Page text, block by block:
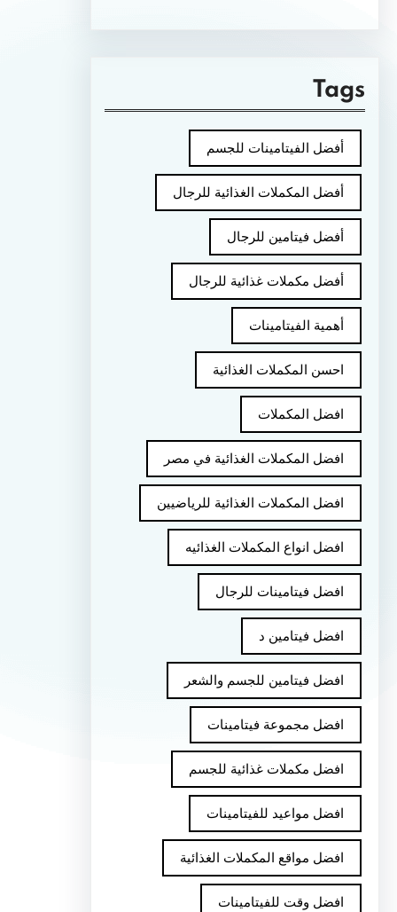
Tags
أفضل الفيتامينات للجسم
أفضل المكملات الغذائية للرجال
أفضل فيتامين للرجال
أفضل مكملات غذائية للرجال
أهمية الفيتامينات
احسن المكملات الغذائية
افضل المكملات
افضل المكملات الغذائية في مصر
افضل المكملات الغذائية للرياضيين
افضل انواع المكملات الغذائيه
افضل فيتامينات للرجال
افضل فيتامين د
افضل فيتامين للجسم والشعر
افضل مجموعة فيتامينات
افضل مكملات غذائية للجسم
افضل مواعيد للفيتامينات
افضل مواقع المكملات الغذائية
افضل وقت للفيتامينات